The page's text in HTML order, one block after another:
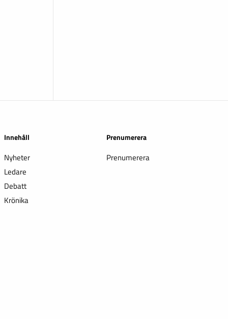
Innehåll
Nyheter
Ledare
Debatt
Krönika
Prenumerera
Prenumerera